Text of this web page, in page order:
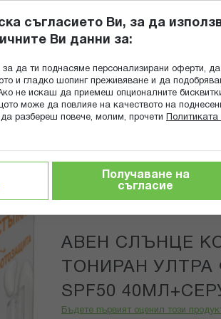
Търсене
ПОПИТАЙ
И ДЕТЕТО ХРАНИТЕЛНИ ДОБАВКИ
КОМПЛЕКТ ЕКСПЕРТ ТОНИРАН
промо Avene
АВЕН СЛЪНЦЕ
ТОНИРАН
SPF50
Бъдете първият оценил този
съгласието Ви, за да
Ви данни за:
за да ти поднасяме персонализирани оферти, да
и гладко шопинг преживяване и да
не искаш да приемеш опционалните
може да повлияе на качеството на
разбереш повече, молим, прочети
Политиката
Получаване на
съгласие